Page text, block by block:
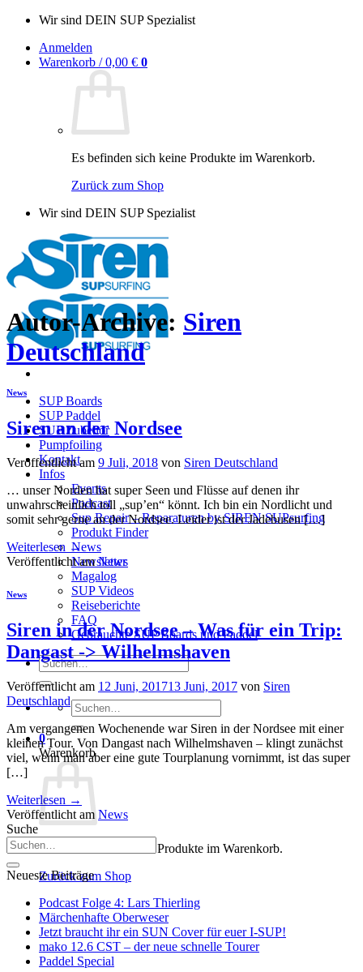
Zum
springen
Wir sind DEIN SUP Spezialist
Anmelden
Warenkorb /0,00 € 0
Es befinden sich keine Produkte im Warenkorb.
Zurück zum Shop
Wir sind DEIN SUP Spezialist
SUP Boards
SUP Paddel
SUP Zubehör
Pumpfoiling
Kontakt
Infos
Events
Podcast
Sup Repair – Reparaturen by SIREN SUPsurfing
Produkt Finder
News
Newsletter
Magalog
SUP Videos
Reiseberichte
FAQ
Gebrauchte SUP Boards und Paddel
Suchen
nach:
Suchen
nach:
0
Warenkorb
Es befinden sich keine Produkte im Warenkorb.
Zurück zum Shop
Autor-Archive: Siren
Deutschland
News
Siren an der Nordsee
Veröffentlicht am 9 Juli, 2018 von Siren Deutschland
… unser Norden hat super Seen und Flüsse auf denen ihr
unwahrscheinlich toll „sup’en“ könnt. Ich bin ein Nordlicht und
somit sehr gerne an der Nordsee. Leider ist der Jadebusen […]
Weiterlesen →
Veröffentlicht amNews
News
Siren in der Nordsee – Was für ein Trip:
Dangast -> Wilhelmshaven
Veröffentlicht am 12 Juni, 201713 Juni, 2017 von Siren
Deutschland
Am vergangenen Wochenende war Siren in der Nordsee mit einer
kleinen Tour. Von Dangast nach Wilhelmshaven – klingt zunächst
viel, wenn man aber eine gute Tourplanung vornimmt, ist das super
[…]
Weiterlesen →
Veröffentlicht am News
Suche
Neueste Beiträge
Podcast Folge 4: Lars Thierling
Märchenhafte Oberweser
Jetzt braucht ihr ein SUN Cover für euer I-SUP!
mako 12.6 CST – der neue schnelle Tourer
Paddel Special